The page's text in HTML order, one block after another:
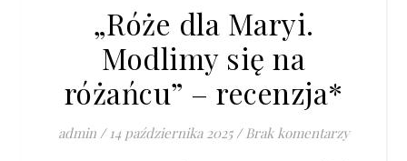
„Róże dla Maryi.
Modlimy się na
różańcu” – recenzja*
admin / 14 października 2025 / Brak komentarzy